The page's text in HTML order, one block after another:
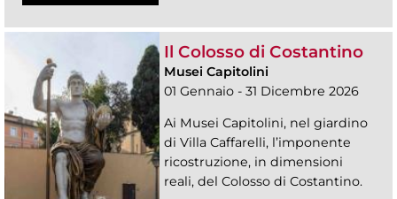
Il Colosso di Costantino
Musei Capitolini
01 Gennaio - 31 Dicembre 2026
Ai Musei Capitolini, nel giardino
di Villa Caffarelli, l’imponente
ricostruzione, in dimensioni
reali, del Colosso di Costantino.